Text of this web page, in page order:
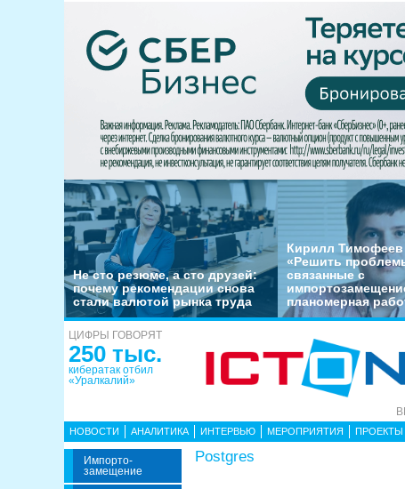
Не сто резюме, а сто друзей:
почему рекомендации снова
стали валютой рынка труда
Кирилл
«Решить
связанные с
планомерная
ЦИФРЫ ГОВОРЯТ
250 тыс.
кибератак отбил
«Уралкалий»
НОВОСТИ АНАЛИТИКА ИНТЕРВЬЮ МЕРОПРИЯТИЯ ПРОЕКТЫ
Импорто­
Замещение
Postgres